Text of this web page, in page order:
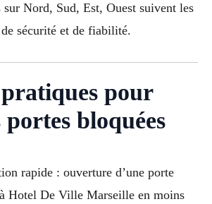
Nord, Sud, Est, Ouest suivent les
sécurité et de fiabilité.
pour
portes bloquées
rapide : ouverture d’une porte
Hotel De Ville Marseille en moins